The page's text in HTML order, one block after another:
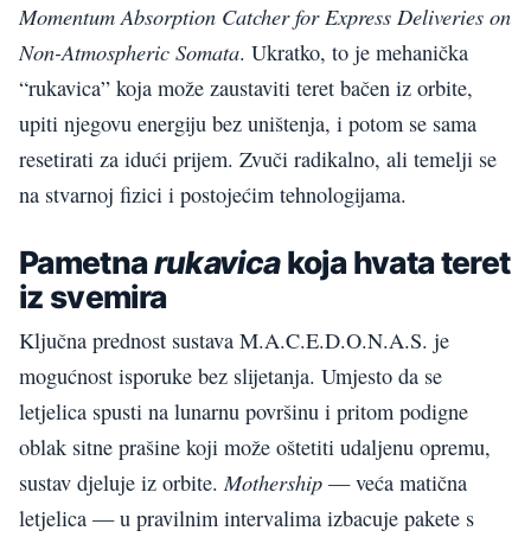
Momentum Absorption Catcher for Express Deliveries on
Non-Atmospheric Somata. Ukratko, to je mehanička
“rukavica” koja može zaustaviti teret bačen iz orbite,
upiti njegovu energiju bez uništenja, i potom se sama
resetirati za idući prijem. Zvuči radikalno, ali temelji se
na stvarnoj fizici i postojećim tehnologijama.
Pametnarukavicakoja hvata teret
iz svemira
Ključna prednost sustava M.A.C.E.D.O.N.A.S. je
mogućnost isporuke bez slijetanja. Umjesto da se
letjelica spusti na lunarnu površinu i pritom podigne
oblak sitne prašine koji može oštetiti udaljenu opremu,
sustav djeluje iz orbite.Mothership — veća matična
letjelica — u pravilnim intervalima izbacuje pakete s